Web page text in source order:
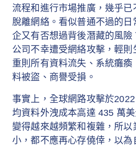
流程和進行市場推廣，幾乎已
脫離網絡。看似普通不過的
企又有否想過背後潛藏的風險
公司不幸遭受網絡攻擊，輕則
重則所有資料流失、系統癱瘓
料被盜、商譽受損。
事實上，全球網路攻擊於
均資料外洩成本高達 435 萬
變得越來越頻繁和複雜，所以
小，都不應再心存僥倖，以